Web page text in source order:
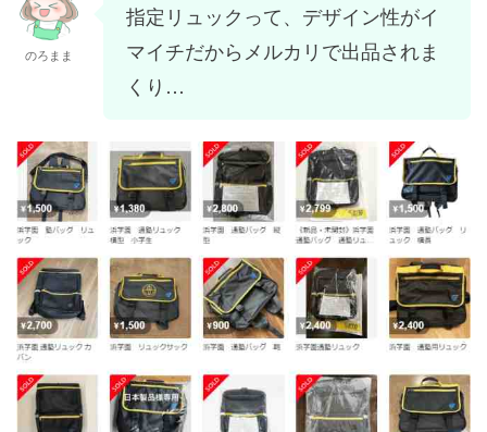
のろまま
指定リュックって、デザイン性がイ
マイチだからメルカリで出品されま
くり…